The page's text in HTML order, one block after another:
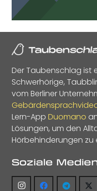
Der Taubenschlag ist
Schwerhörige,
vom Berliner
Lern-App Duomano
Lösungen, um den
Hörbehinderungen zu
Soziale